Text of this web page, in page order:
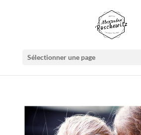
Sélectionner une page